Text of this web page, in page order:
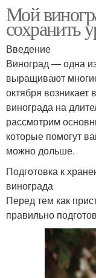
Мой
сохранить
Введение
Виноград — одна
выращивают
октября возникает
винограда на
рассмотрим
которые помогут
можно дольше.
Подготовка к
винограда
Перед тем как
правильно